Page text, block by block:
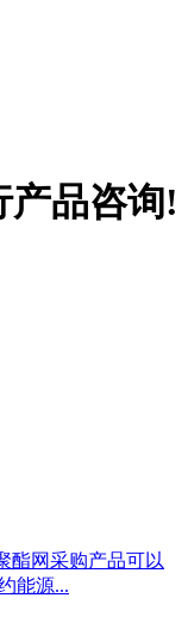
产品咨询!
酯网采购产品可以
能源...